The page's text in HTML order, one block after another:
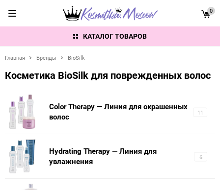
КАТАЛОГ ТОВАРОВ
0
Главная Бренды BioSilk
Косметика BioSilk для поврежденных волос
11
Color Therapy — Линия для окрашенных
волос
6
Hydrating Therapy — Линия для
увлажнения